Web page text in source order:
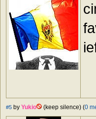
#5 by Yukio (keep silence) (0